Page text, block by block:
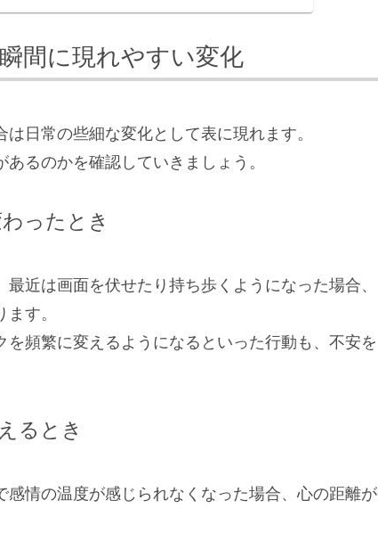
間に現れやすい変化
日常の些細な変化として表に現れます。
るのかを確認していきましょう。
ったとき
近は画面を伏せたり持ち歩くようになった場合、
す。
頻繁に変えるようになるといった行動も、不安を
るとき
情の温度が感じられなくなった場合、心の距離が